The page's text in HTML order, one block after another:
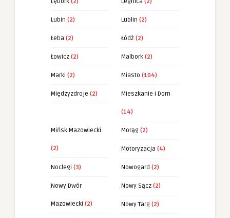
Lubin (2) Lublin (2)
Łeba (2) Łódź (2)
Łowicz (2) Malbork (2)
Marki (2) Miasto (104)
Międzyzdroje (2) Mieszkanie i Dom
(14)
Mińsk Mazowiecki
(2)
Morąg (2)
Motoryzacja (4)
Noclegi (3) Nowogard (2)
Nowy Dwór
Mazowiecki (2)
Nowy Sącz (2)
Nowy Targ (2)